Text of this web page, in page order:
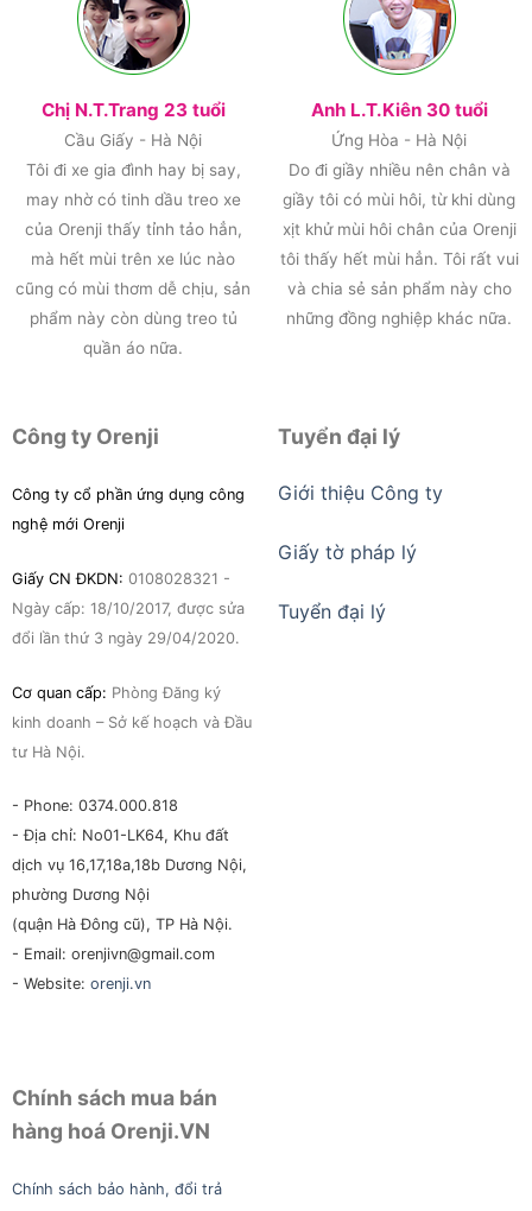
Chị N.T.Trang 23 tuổi
Cầu Giấy - Hà Nội
Tôi đi xe gia đình hay bị say,
may nhờ có tinh dầu treo xe
của Orenji thấy tỉnh tảo hẳn,
mà hết mùi trên xe lúc nào
cũng có mùi thơm dễ chịu, sản
phẩm này còn dùng treo tủ
quần áo nữa.
Anh L.T.Kiên 30 tuổi
Ứng Hòa - Hà Nội
Do đi giầy nhiều nên chân và
giầy tôi có mùi hôi, từ khi dùng
xịt khử mùi hôi chân của Orenji
tôi thấy hết mùi hẳn. Tôi rất vui
và chia sẻ sản phẩm này cho
những đồng nghiệp khác nữa.
Công ty Orenji
Công ty cổ phần ứng dụng công
nghệ mới Orenji
Giấy CN ĐKDN: 0108028321 -
Ngày cấp: 18/10/2017, được sửa
đổi lần thứ 3 ngày 29/04/2020.
Cơ quan cấp: Phòng Đăng ký
kinh doanh – Sở kế hoạch và Đầu
tư Hà Nội.
- Phone: 0374.000.818
- Địa chỉ: No01-LK64, Khu đất
dịch vụ 16,17,18a,18b Dương Nội,
phường Dương Nội
(quận Hà Đông cũ), TP Hà Nội.
- Email: orenjivn@gmail.com
- Website: orenji.vn
Tuyển đại lý
Giới thiệu Công ty
Giấy tờ pháp lý
Tuyển đại lý
Chính sách mua bán
hàng hoá Orenji.VN
Chính sách bảo hành, đổi trả